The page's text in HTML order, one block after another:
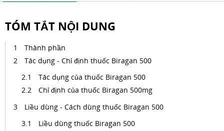
TÓM TẮT NỘI DUNG
Thành phần
Tác dụng - Chỉ định thuốc Biragan 500
Tác dụng của thuốc Biragan 500
Chỉ định của thuốc Biragan 500mg
Liều dùng - Cách dùng thuốc Biragan 500
Liều dùng thuốc Biragan 500